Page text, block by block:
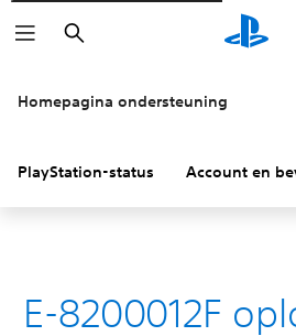
Zoeken
Homepagina ondersteuning
PlayStation-status Account en
E-8200012F